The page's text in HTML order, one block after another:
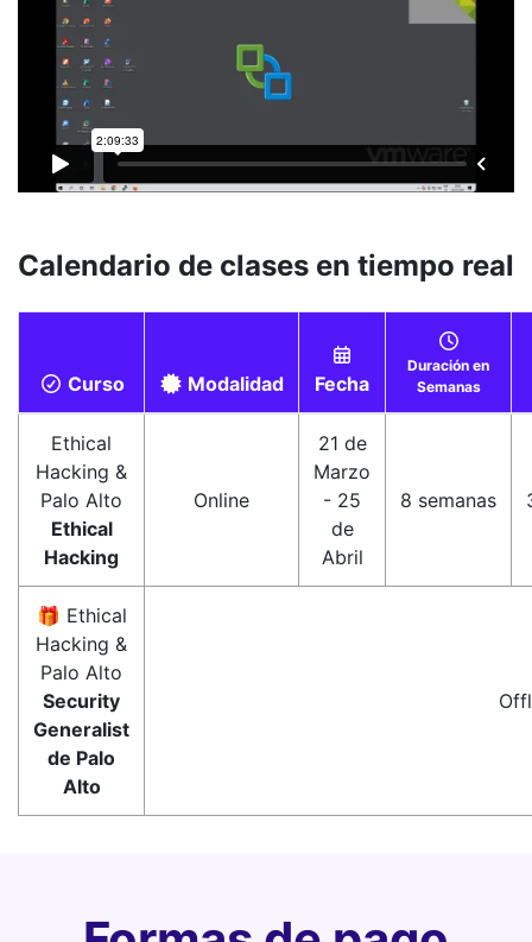
Calendario de clases en tiempo real
Curso Modalidad Fecha
Duración en
Semanas
Ethical
Hacking &
Palo Alto
Ethical
Hacking
Online
21 de
Marzo
- 25
de
Abril
8 semanas
🎁 Ethical
Hacking &
Palo Alto
Security
Generalist
de Palo
Alto